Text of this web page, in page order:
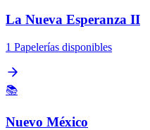
La Nueva Esperanza II
1 Papelerías disponibles
📚
Nuevo México